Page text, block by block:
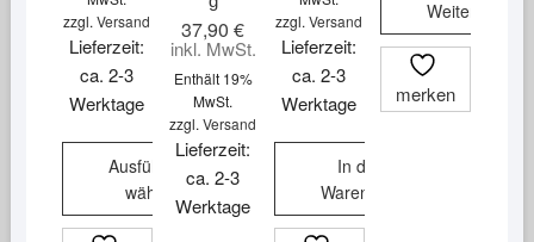
zzgl.Versand
Lieferzeit:
ca. 2-3
Werktage
Ausführung
wählen
Dieses
37,90€
inkl. MwSt.
Enthält 19%
MwSt.
zzgl.Versand
Lieferzeit:
ca. 2-3
Werktage
zzgl.Versand
Lieferzeit:
ca. 2-3
Werktage
In den
Warenkorb
Weiterlesen
merken